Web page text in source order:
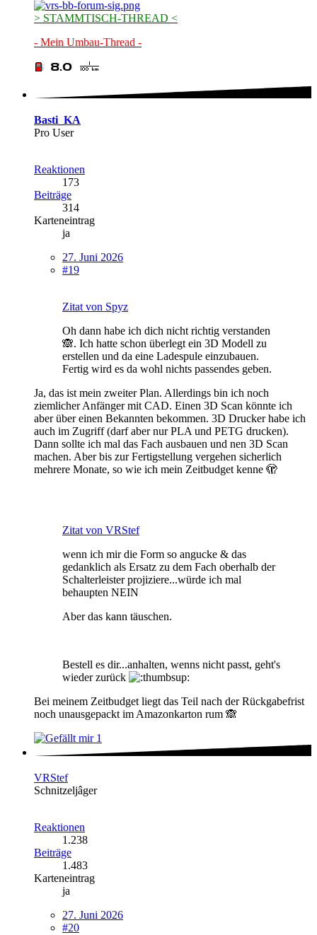
> STAMMTISCH-THREAD <
- Mein Umbau-Thread -
Basti_KA
Pro User
Reaktionen
173
Beiträge
314
Karteneintrag
ja
27. Juni 2026
#19
Zitat von Spyz
Oh dann habe ich dich nicht richtig verstanden
🙈. Ich hatte schon überlegt ein 3D Modell zu
erstellen und da eine Ladespule einzubauen.
Fertig wird es da wohl nichts passendes geben.
Ja, das ist mein zweiter Plan. Allerdings bin ich noch
ziemlicher Anfänger mit CAD. Einen 3D Scan könnte ich
aber über einen Bekannten bekommen. 3D Drucker habe ich
auch im Zugriff (darf aber nur PLA und PETG drucken).
Dann sollte ich mal das Fach ausbauen und nen 3D Scan
machen. Aber bis zur Fertigstellung vergehen sicherlich
mehrere Monate, so wie ich mein Zeitbudget kenne 🫣
Zitat von VRStef
wenn ich mir die Form so angucke & das
gedanklich als Ersatz zu dem Fach oberhalb der
Schalterleister projiziere...würde ich mal
behaupten NEIN
Aber das kann täuschen.
Bestell es dir...anhalten, wenns nicht passt, geht's
wieder zurück
Bei meinem Zeitbudget liegt das Teil nach der Rückgabefrist
noch unausgepackt im Amazonkarton rum 🙈
1
VRStef
Schnitzeljâger
Reaktionen
1.238
Beiträge
1.483
Karteneintrag
ja
27. Juni 2026
#20